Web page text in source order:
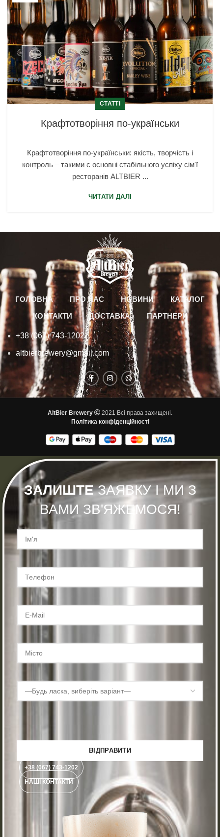
СТАТТІ
Крафтотворіння по-українськи
Крафтотворіння по-українськи: якість, творчість і
контроль – такими є основні стабільного успіху сім'ї
ресторанів ALTBIER ...
ЧИТАТИ ДАЛІ
ГОЛОВНА ПРО НАС НОВИНИ
КАТАЛОГ
КОНТАКТИ
ДОСТАВКА ПАРТНЕРИ
+38 (067) 743-1202
altbierbrewery@gmail.com
AltBier Brewery
2021 Всі права захищені.
Політика конфіденційності
ЗАЛИШТЕЗАЯВКУ І МИ З
ВАМИ ЗВ'ЯЖЕМОСЯ!
+38 (067) 743-1202
НАШІ КОНТАКТИ